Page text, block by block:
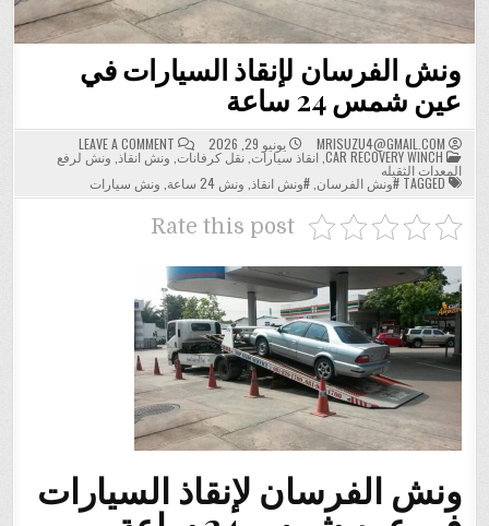
ونش الفرسان لإنقاذ السيارات في
عين شمس 24 ساعة
MRISUZU4@GMAIL.COM يونيو 29, 2026 LEAVE A COMMENT
ON
ونش
الفرسان
السيارات
POSTED
IN
CAR RECOVERY WINCH
,انقاذ سيارات,نقل كرفانات, ونش انقاذ, ونش لرفع
المعدات الثقيله
#ونش الفرسان,#ونش انقاذ, ونش 24 ساعة , ونش سيارات
Rate this post
ونش الفرسان لإنقاذ السيارات